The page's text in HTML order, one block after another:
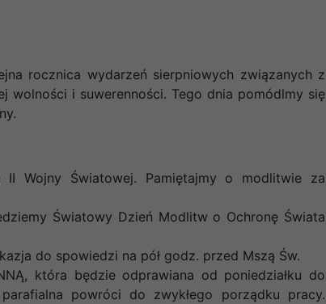
rocznica wydarzeń sierpniowych związanych z
wolności i suwerenności. Tego dnia pomódlmy się
II Wojny Światowej. Pamiętajmy o modlitwie za
Światowy Dzień Modlitw o Ochronę Świata
do spowiedzi na pół godz. przed Mszą Św.
która będzie odprawiana od poniedziałku do
powróci do zwykłego porządku pracy.